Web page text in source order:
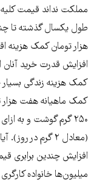
مملکت نداند قیمت
طول یکسال گذشته تا
هزار تومان کمک هزینه
افزایش قدرت خرید آنان
کمک هزینه زندگی بسیار
کمک ماهیانه هفت هزار
(معادل ۲ گرم در
افزایش چندین برابری